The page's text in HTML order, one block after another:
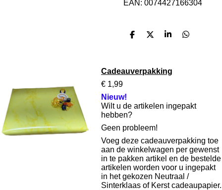
EAN: 0074427166304
D
n
D
S
e
D
Cadeauverpakking
€ 1,99
Nieuw!
Wilt u de artikelen ingepakt
hebben?
Geen probleem!
Voeg deze cadeauverpakking toe
aan de winkelwagen per gewenst
in te pakken artikel en de bestelde
artikelen worden voor u ingepakt
in het gekozen Neutraal /
Sinterklaas of Kerst cadeaupapier.